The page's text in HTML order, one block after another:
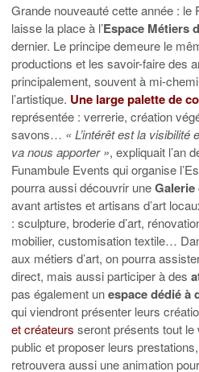
Grande nouveauté cette année : le
laisse la place à l’Espace Métiers
dernier. Le principe demeure le
productions et les savoir-faire des
principalement, souvent à mi-
l’artistique. Une large palette de
représentée : verrerie, création
savons… « L’intérêt est la visibilité
va nous apporter », expliquait l’an
Funambule Events qui organise
pourra aussi découvrir une
avant artistes et artisans d’art
: sculpture, broderie d’art,
mobilier, customisation textile…
aux métiers d’art, on pourra
direct, mais aussi participer à des
pas également unespace dédié à
qui viendront présenter leurs
et créateurs seront présents tout
public et proposer leurs
retrouvera aussi une animation